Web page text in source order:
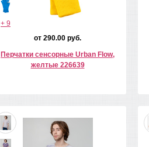
+ 9
от 290.00 руб.
Перчатки сенсорные Urban Flow,
желтые 226639